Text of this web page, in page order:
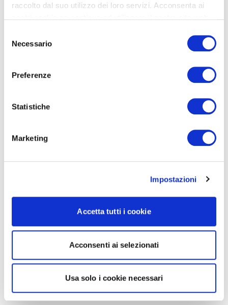
raccolto dal suo utilizzo dei loro servizi. Acconsenta ai
delNecessario
Preferenze
Statistiche
Marketing
Impostazioni
Accetta tutti i cookie
Acconsenti ai selezionati
Usa solo i cookie necessari